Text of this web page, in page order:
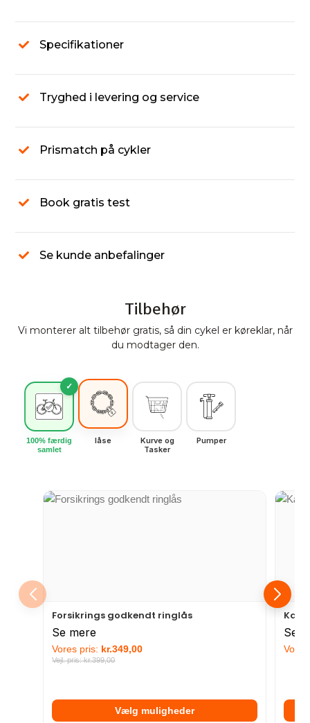
Specifikationer
Tryghed i levering og service
Prismatch på cykler
Book gratis test
Se kunde anbefalinger
Tilbehør
Vi monterer alt tilbehør gratis, så din cykel er køreklar, når
du modtager den.
✓
100% færdig
samlet
låse
Kurve og
Tasker
Pumper
Forsikrings godkendt ringlås
Se mere
Vejl. pris: kr.399,00
Vores pris: kr.349,00
Vælg muligheder
Se